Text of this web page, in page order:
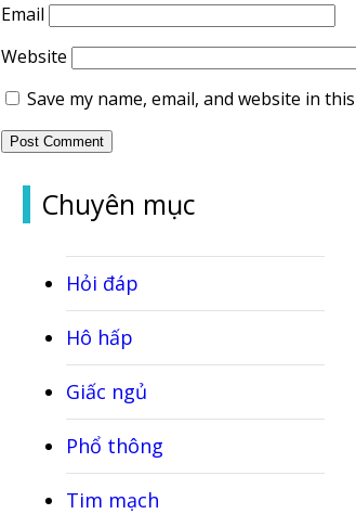
Email
Website
Save my name, email, and website in
Chuyên mục
Hỏi đáp
Hô hấp
Giấc ngủ
Phổ thông
Tim mạch